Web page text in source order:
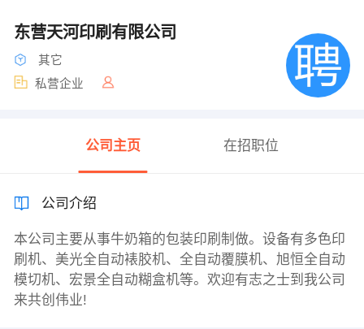
东营天河印刷有限公司
其它
私营企业
公司主页 在招职位
公司介绍
本公司主要从事牛奶箱的包装印刷制做。设备有多色印
刷机、美光全自动裱胶机、全自动覆膜机、旭恒全自动
模切机、宏景全自动糊盒机等。欢迎有志之士到我公司
来共创伟业!